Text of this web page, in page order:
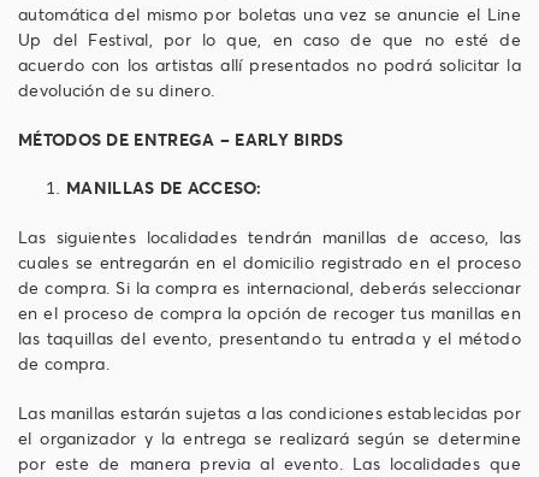
automática del mismo por boletas una vez se anuncie el Line
Up del Festival, por lo que, en caso de que no esté de
acuerdo con los artistas allí presentados no podrá solicitar la
devolución de su dinero.
MÉTODOS DE ENTREGA – EARLY BIRDS
MANILLAS DE ACCESO:
Las siguientes localidades tendrán manillas de acceso, las
cuales se entregarán en el domicilio registrado en el proceso
de compra. Si la compra es internacional, deberás seleccionar
en el proceso de compra la opción de recoger tus manillas en
las taquillas del evento, presentando tu entrada y el método
de compra.
Las manillas estarán sujetas a las condiciones establecidas por
el organizador y la entrega se realizará según se determine
por este de manera previa al evento. Las localidades que